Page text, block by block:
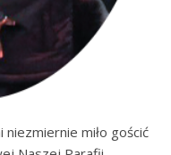
miło gościć